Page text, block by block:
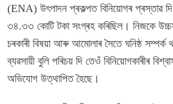
(ENA) উৎপাদন প্ৰকল্পত বিনিয়োগৰ প্ৰস্তাৱ দি
৩৪.৩৩ কোটি টকা সংগ্ৰহ কৰিছিল। নিজকে
চৰকাৰী বিষয়া আৰু আমোলাৰ সৈতে ঘনিষ্ঠ সম্পৰ্ক
ব্যৱসায়ী বুলি পৰিচয় দি তেওঁ বিনিয়োগকাৰীৰ
অভিযোগ উত্থাপিত হৈছে।